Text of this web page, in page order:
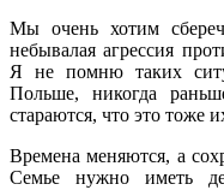
Мы очень хотим
небывалая агрессия
Я не помню таких
Польше, никогда
стараются, что это тоже
Времена меняются, а
Семье нужно иметь